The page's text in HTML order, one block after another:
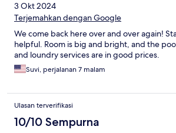
3 Okt 2024
Terjemahkan dengan Google
We come back here over and over again!
helpful. Room is big and bright, and the
and loundry services are in good prices.
Suvi, perjalanan 7 malam
Ulasan terverifikasi
10/10 Sempurna